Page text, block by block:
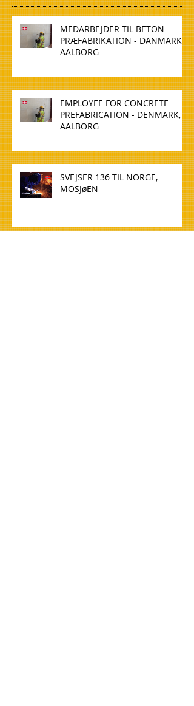
MEDARBEJDER TIL BETON
PRÆFABRIKATION - DANMARK,
AALBORG
EMPLOYEE FOR CONCRETE
PREFABRICATION - DENMARK,
AALBORG
SVEJSER 136 TIL NORGE,
MOSJøEN